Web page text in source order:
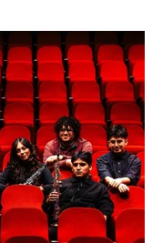
a esta preventa exclusiva
segunda etapa con una
descuento para los
banco y 20% para las
pre inscribieron y el miérc